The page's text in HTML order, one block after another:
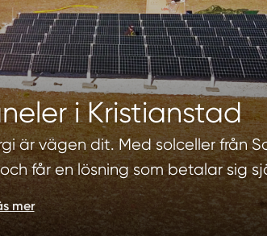
i Kristianstad
är vägen dit. Med solceller från
får en lösning som betalar sig
mer